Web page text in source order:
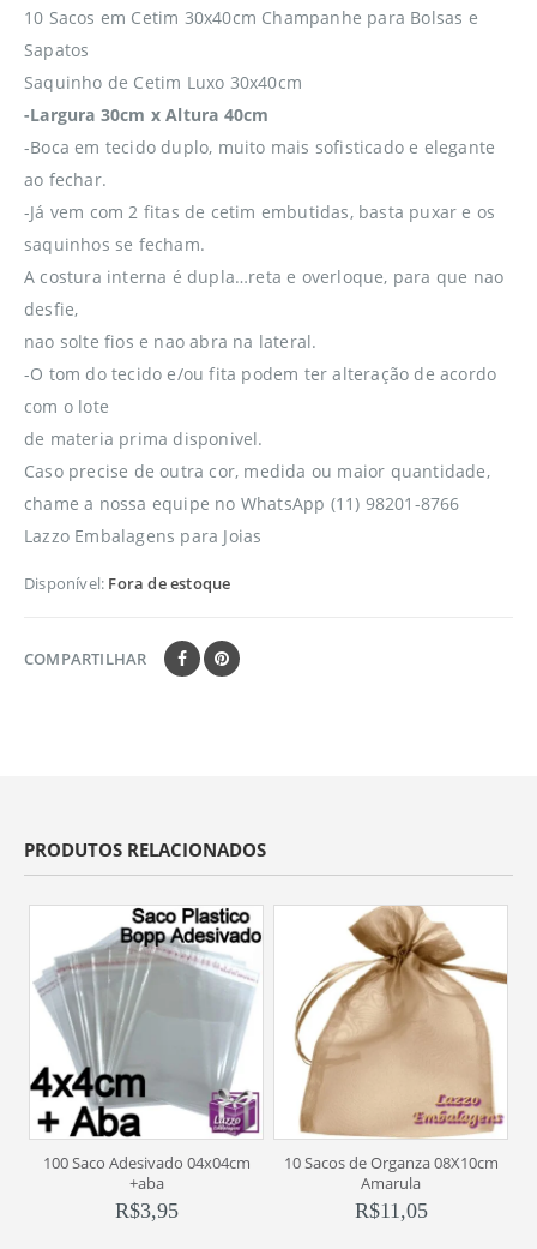
10 Sacos em Cetim 30x40cm Champanhe para Bolsas e
Sapatos
Saquinho de Cetim Luxo 30x40cm
-Largura 30cm x Altura 40cm
-Boca em tecido duplo, muito mais sofisticado e elegante
ao fechar.
-Já vem com 2 fitas de cetim embutidas, basta puxar e os
saquinhos se fecham.
A costura interna é dupla…reta e overloque, para que nao
desfie,
nao solte fios e nao abra na lateral.
-O tom do tecido e/ou fita podem ter alteração de acordo
com o lote
de materia prima disponivel.
Caso precise de outra cor, medida ou maior quantidade,
chame a nossa equipe no WhatsApp (11) 98201-8766
Lazzo Embalagens para Joias
Disponível: Fora de estoque
COMPARTILHAR
PRODUTOS RELACIONADOS
100 Saco Adesivado 04x04cm
+aba
R$3,95
10 Sacos de Organza 08X10cm
Amarula
R$11,05